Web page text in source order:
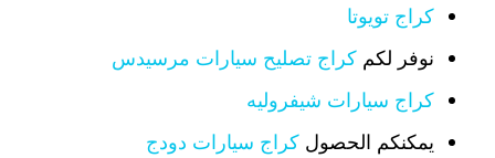
كراج تويوتا
نوفر لكم كراج تصليح سيارات مرسيدس
كراج سيارات شيفروليه
يمكنكم الحصول كراج سيارات دودج